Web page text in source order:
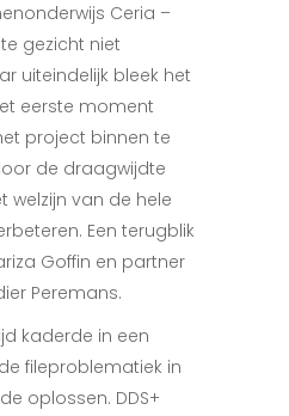
Ceria –
gezicht niet
uiteindelijk bleek het
eerste moment
project binnen te
de draagwijdte
welzijn van de hele
Een terugblik
Goffin en partner
Peremans.
kaderde in een
fileproblematiek in
oplossen. DDS+